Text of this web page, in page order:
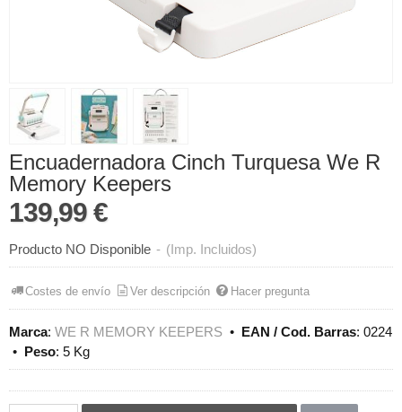
Encuadernadora Cinch Turquesa We R
Memory Keepers
139,99 €
Producto NO Disponible - (Imp. Incluidos)
Costes de envío Ver descripción Hacer pregunta
Marca: WE R MEMORY KEEPERS • EAN / Cod. Barras: 0224
• Peso: 5 Kg